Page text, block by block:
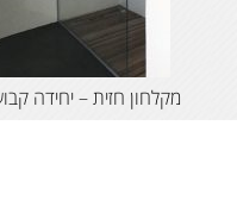
מקלחון חזית – יחידה